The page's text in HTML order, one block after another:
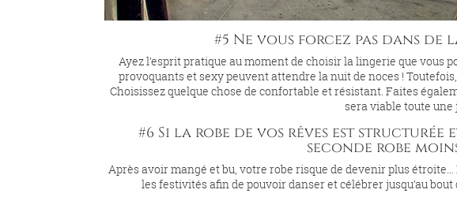
#5 Ne vous forcez pas dans
Ayez l’esprit pratique au moment de choisir la lingerie que vous
provoquants et sexy peuvent attendre la nuit de noces ! Toutefois,
Choisissez quelque chose de confortable et résistant. Faites
sera viable toute une
#6 Si la robe de vos rêves est
seconde robe
Après avoir mangé et bu, votre robe risque de devenir plus
les festivités afin de pouvoir danser et célébrer jusqu’au